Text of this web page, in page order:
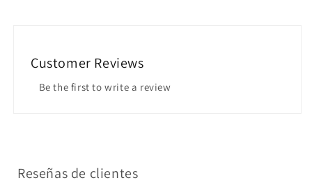
Customer Reviews
Be the first to write a review
Reseñas de clientes